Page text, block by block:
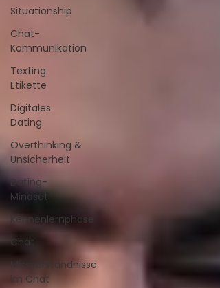
Situationship
Chat-
Kommunikation
Texting
Etikette
Digitales
Dating
Overthinking &
Unsicherheit
Dating-
Mindset
Kennenlernphase
Chat
Missverständnisse
im Chat